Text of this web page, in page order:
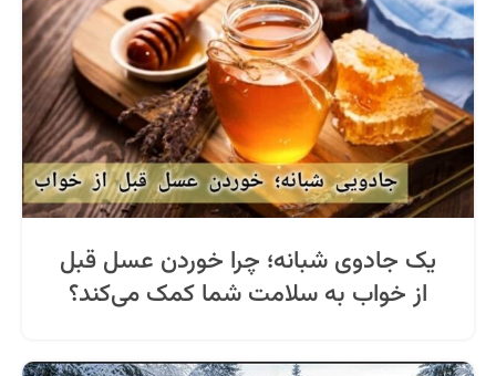
یک جادوی شبانه؛ چرا خوردن عسل قبل
از خواب به سلامت شما کمک می‌کند؟